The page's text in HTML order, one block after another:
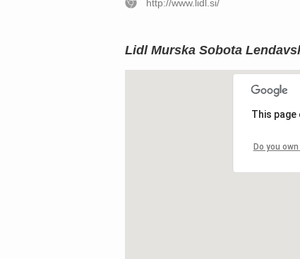
http://www.lidl.si/
Lidl Murska Sobota
This
Do you